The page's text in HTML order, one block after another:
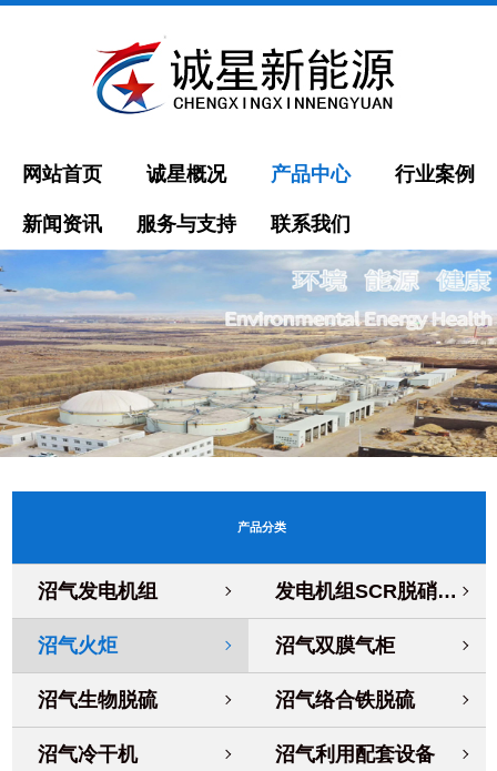
网站首页 诚星概况 产品中心 行业案例
新闻资讯 服务与支持 联系我们
产品分类
沼气发电机组 发电机组SCR脱硝系统
沼气火炬 沼气双膜气柜
沼气生物脱硫 沼气络合铁脱硫
沼气冷干机 沼气利用配套设备